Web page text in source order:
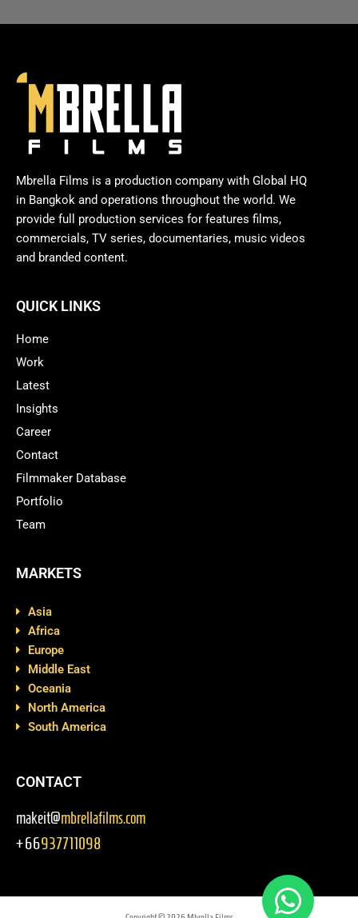
Mbrella Films is a production company with Global HQ
in Bangkok and operations throughout the world. We
provide full production services for features films,
commercials, TV series, documentaries, music videos
and branded content.
QUICK LINKS
Home
Work
Latest
Insights
Career
Contact
Filmmaker Database
Portfolio
Team
MARKETS
Asia
Africa
Europe
Middle East
Oceania
North America
South America
CONTACT
makeit@mbrellafilms.com
+66937711098